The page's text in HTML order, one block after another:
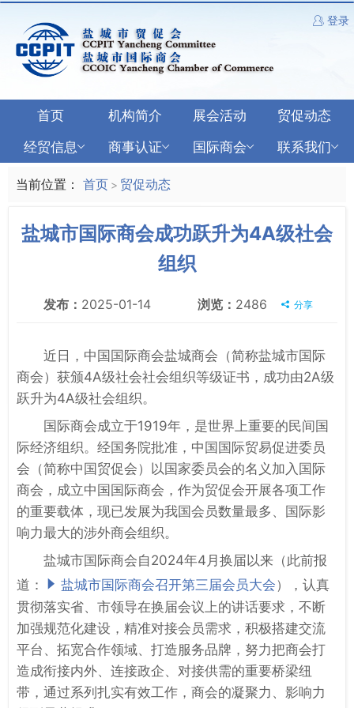
登录
首页 机构简介 展会活动
贸促动态
经贸信息
商事认证 国际商会 联系我们
当前位置： 首页 > 贸促动态
盐城市国际商会成功跃升为4A级社会
组织
发布： 2025-01-14 浏览： 2486 分享
近日，中国国际商会盐城商会（简称盐城市国际
商会）获颁4A级社会社会组织等级证书，成功由2A级
跃升为4A级社会组织。
国际商会成立于1919年，是世界上重要的民间国
际经济组织。经国务院批准，中国国际贸易促进委员
会（简称中国贸促会）以国家委员会的名义加入国际
商会，成立中国国际商会，作为贸促会开展各项工作
的重要载体，现已发展为我国会员数量最多、国际影
响力最大的涉外商会组织。
盐城市国际商会自2024年4月换届以来（此前报
道：
盐城市国际商会召开第三届会员大会），认真
贯彻落实省、市领导在换届会议上的讲话要求，不断
加强规范化建设，精准对接会员需求，积极搭建交流
平台、拓宽合作领域、打造服务品牌，努力把商会打
造成衔接内外、连接政企、对接供需的重要桥梁纽
带，通过系列扎实有效工作，商会的凝聚力、影响力